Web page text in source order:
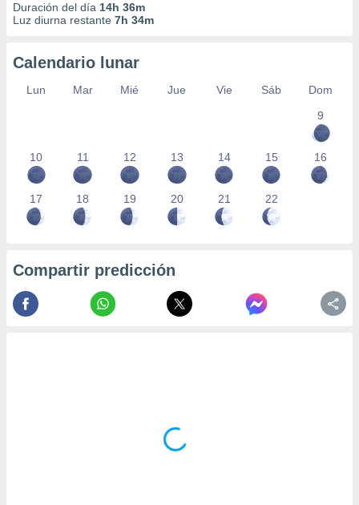
Duración del día 14h 36m
Luz diurna restante 7h 34m
Calendario lunar
Lun Mar Mié Jue Vie Sáb
Dom
9
10 11 12 13 14 15 16
17 18 19 20 21 22
Compartir predicción